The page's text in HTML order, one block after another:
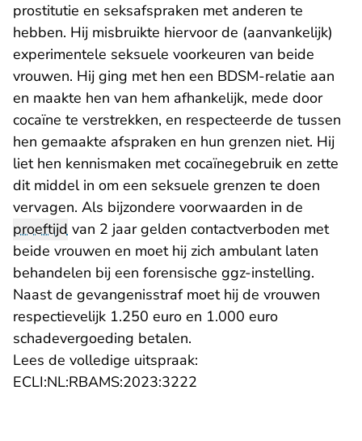
prostitutie en seksafspraken met anderen te
hebben. Hij misbruikte hiervoor de (aanvankelijk)
experimentele seksuele voorkeuren van beide
vrouwen. Hij ging met hen een BDSM-relatie aan
en maakte hen van hem afhankelijk, mede door
cocaïne te verstrekken, en respecteerde de tussen
hen gemaakte afspraken en hun grenzen niet. Hij
liet hen kennismaken met cocaïnegebruik en zette
dit middel in om een seksuele grenzen te doen
vervagen. Als bijzondere voorwaarden in de
proeftijd van 2 jaar gelden contactverboden met
beide vrouwen en moet hij zich ambulant laten
behandelen bij een forensische ggz-instelling.
Naast de gevangenisstraf moet hij de vrouwen
respectievelijk 1.250 euro en 1.000 euro
schadevergoeding betalen.
Lees de volledige uitspraak:
ECLI:NL:RBAMS:2023:3222